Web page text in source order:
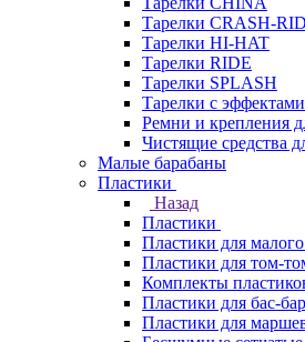
Тарелки CRASH-
Тарелки HI-HAT
Тарелки RIDE
Тарелки SPLASH
Тарелки с
Ремни и крепления
Чистящие средства
Малые барабаны
Пластики
Назад
Пластики
Пластики для малого
Пластики для том-
Комплекты
Пластики для бас-
Пластики для